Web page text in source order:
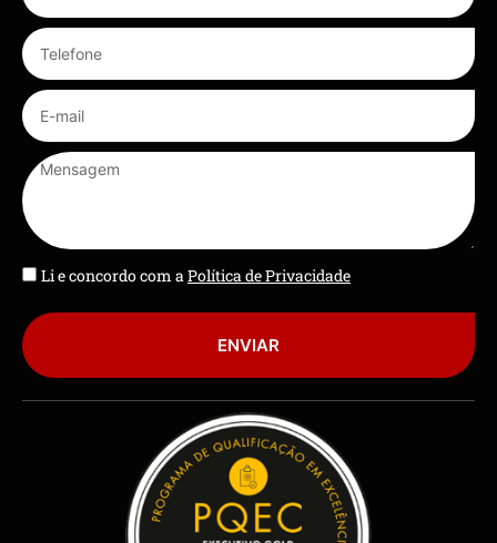
Li e concordo com aPolítica de Privacidade
ENVIAR